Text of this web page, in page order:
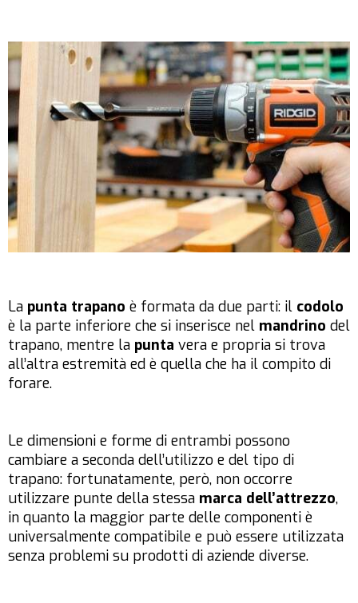
La punta trapano è formata da due parti: il codolo
è la parte inferiore che si inserisce nel mandrino del
trapano, mentre la punta vera e propria si trova
all’altra estremità ed è quella che ha il compito di
forare.
Le dimensioni e forme di entrambi possono
cambiare a seconda dell’utilizzo e del tipo di
trapano: fortunatamente, però, non occorre
utilizzare punte della stessa marca dell’attrezzo,
in quanto la maggior parte delle componenti è
universalmente compatibile e può essere utilizzata
senza problemi su prodotti di aziende diverse.